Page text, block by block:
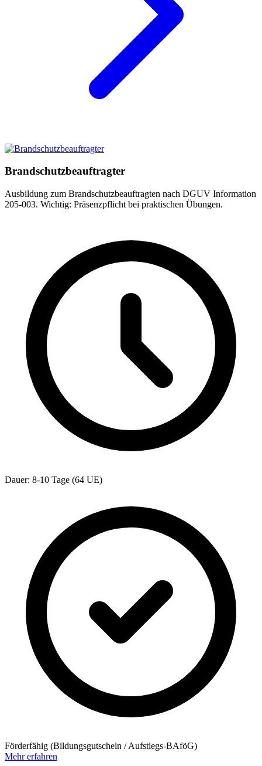
Brandschutzbeauftragter
Ausbildung zum Brandschutzbeauftragten nach DGUV Information
205-003. Wichtig: Präsenzpflicht bei praktischen Übungen.
Dauer: 8-10 Tage (64 UE)
Förderfähig (Bildungsgutschein / Aufstiegs-BAföG)
Mehr erfahren